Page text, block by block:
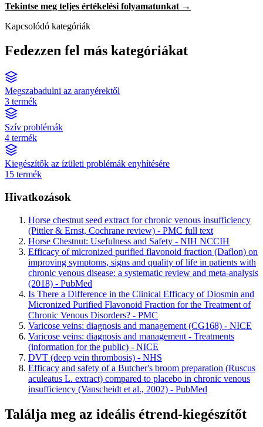
Tekintse meg teljes értékelési folyamatunkat →
Kapcsolódó kategóriák
Fedezzen fel más kategóriákat
Megszabadulni az aranyérektől
3 termék
Szív problémák
4 termék
Kiegészítők az ízületi problémák enyhítésére
15 termék
Hivatkozások
Horse chestnut seed extract for chronic venous insufficiency
(Pittler & Ernst, Cochrane review) - PMC full text
Horse Chestnut: Usefulness and Safety - NIH NCCIH
Efficacy of micronized purified flavonoid fraction (Daflon) on
improving symptoms, signs and quality of life in patients with
chronic venous disease: a systematic review and meta-analysis
(2018) - PubMed
Is There a Difference in the Clinical Efficacy of Diosmin and
Micronized Purified Flavonoid Fraction for the Treatment of
Chronic Venous Disorders? - PMC
Varicose veins: diagnosis and management (CG168) - NICE
Varicose veins: diagnosis and management - Treatments
(information for the public) - NICE
DVT (deep vein thrombosis) - NHS
Efficacy and safety of a Butcher's broom preparation (Ruscus
aculeatus L. extract) compared to placebo in chronic venous
insufficiency (Vanscheidt et al., 2002) - PubMed
Találja meg az ideális étrend-kiegészítőt